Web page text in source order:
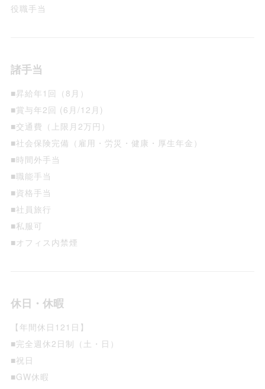
役職手当
諸手当
■昇給年1回（8月）
■賞与年2回 (6月/12月)
■交通費（上限月2万円）
■社会保険完備（雇用・労災・健康・厚生年金）
■時間外手当
■職能手当
■資格手当
■社員旅行
■私服可
■オフィス内禁煙
休日・休暇
【年間休日121日】
■完全週休2日制（土・日）
■祝日
■GW休暇